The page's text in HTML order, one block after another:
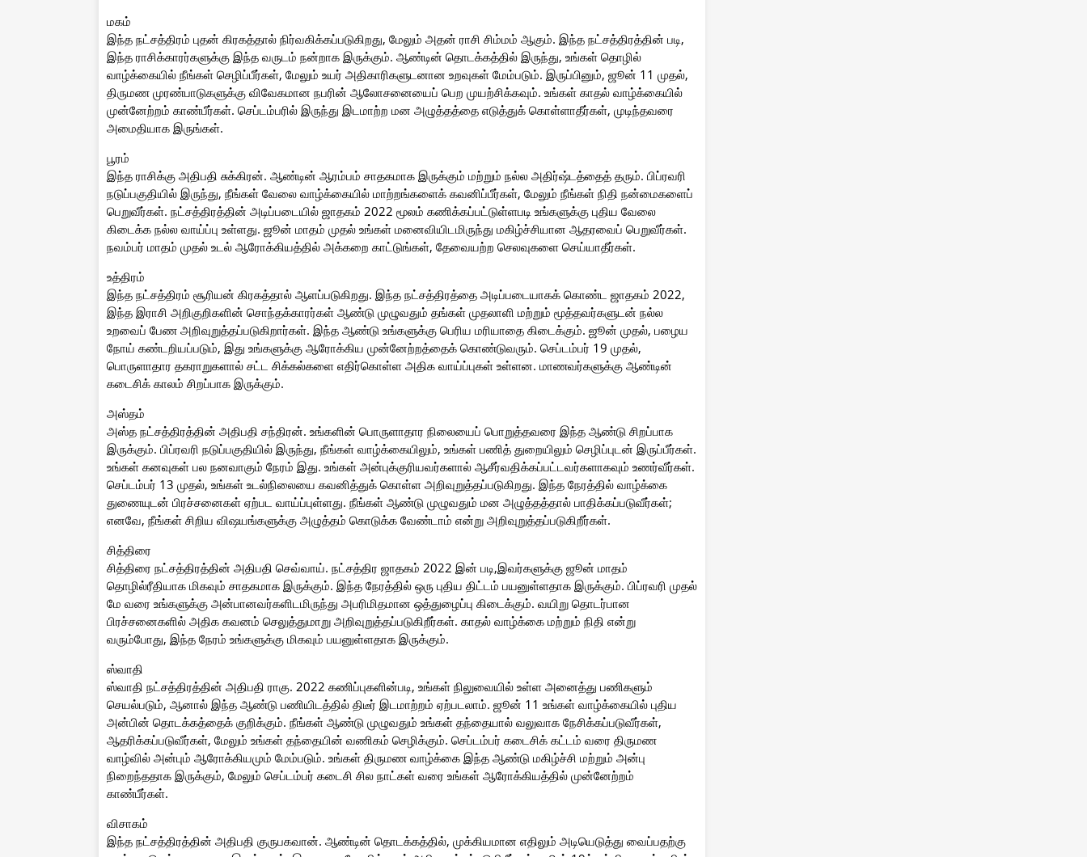
மகம்
இந்த நட்சத்திரம் புதன் கிரகத்தால் நிர்வகிக்கப்படுகிறது, மேலும் அதன் ராசி சிம்மம் ஆகும். இந்த நட்சத்திரத்தின் படி,
இந்த ராசிக்காரர்களுக்கு இந்த வருடம் நன்றாக இருக்கும். ஆண்டின் தொடக்கத்தில் இருந்து, உங்கள் தொழில்
வாழ்க்கையில் நீங்கள் செழிப்பீர்கள், மேலும் உயர் அதிகாரிகளுடனான உறவுகள் மேம்படும். இருப்பினும், ஜூன் 11 முதல்,
திருமண முரண்பாடுகளுக்கு விவேகமான நபரின் ஆலோசனையைப் பெற முயற்சிக்கவும். உங்கள் காதல் வாழ்க்கையில்
முன்னேற்றம் காண்பீர்கள். செப்டம்பரில் இருந்து இடமாற்ற மன அழுத்தத்தை எடுத்துக் கொள்ளாதீர்கள், முடிந்தவரை
அமைதியாக இருங்கள்.
பூரம்
இந்த ராசிக்கு அதிபதி சுக்கிரன். ஆண்டின் ஆரம்பம் சாதகமாக இருக்கும் மற்றும் நல்ல அதிர்ஷ்டத்தைத் தரும். பிப்ரவரி
நடுப்பகுதியில் இருந்து, நீங்கள் வேலை வாழ்க்கையில் மாற்றங்களைக் கவனிப்பீர்கள், மேலும் நீங்கள் நிதி நன்மைகளைப்
பெறுவீர்கள். நட்சத்திரத்தின் அடிப்படையில் ஜாதகம் 2022 மூலம் கணிக்கப்பட்டுள்ளபடி உங்களுக்கு புதிய வேலை
கிடைக்க நல்ல வாய்ப்பு உள்ளது. ஜூன் மாதம் முதல் உங்கள் மனைவியிடமிருந்து மகிழ்ச்சியான ஆதரவைப் பெறுவீர்கள்.
நவம்பர் மாதம் முதல் உடல் ஆரோக்கியத்தில் அக்கறை காட்டுங்கள், தேவையற்ற செலவுகளை செய்யாதீர்கள்.
உத்திரம்
இந்த நட்சத்திரம் சூரியன் கிரகத்தால் ஆளப்படுகிறது. இந்த நட்சத்திரத்தை அடிப்படையாகக் கொண்ட ஜாதகம் 2022,
இந்த இராசி அறிகுறிகளின் சொந்தக்காரர்கள் ஆண்டு முழுவதும் தங்கள் முதலாளி மற்றும் மூத்தவர்களுடன் நல்ல
உறவைப் பேண அறிவுறுத்தப்படுகிறார்கள். இந்த ஆண்டு உங்களுக்கு பெரிய மரியாதை கிடைக்கும். ஜூன் முதல், பழைய
நோய் கண்டறியப்படும், இது உங்களுக்கு ஆரோக்கிய முன்னேற்றத்தைக் கொண்டுவரும். செப்டம்பர் 19 முதல்,
பொருளாதார தகராறுகளால் சட்ட சிக்கல்களை எதிர்கொள்ள அதிக வாய்ப்புகள் உள்ளன. மாணவர்களுக்கு ஆண்டின்
கடைசிக் காலம் சிறப்பாக இருக்கும்.
அஸ்தம்
அஸ்த நட்சத்திரத்தின் அதிபதி சந்திரன். உங்களின் பொருளாதார நிலையைப் பொறுத்தவரை இந்த ஆண்டு சிறப்பாக
இருக்கும். பிப்ரவரி நடுப்பகுதியில் இருந்து, நீங்கள் வாழ்க்கையிலும், உங்கள் பணித் துறையிலும் செழிப்புடன் இருப்பீர்கள்.
உங்கள் கனவுகள் பல நனவாகும் நேரம் இது. உங்கள் அன்புக்குரியவர்களால் ஆசீர்வதிக்கப்பட்டவர்களாகவும் உணர்வீர்கள்.
செப்டம்பர் 13 முதல், உங்கள் உடல்நிலையை கவனித்துக் கொள்ள அறிவுறுத்தப்படுகிறது. இந்த நேரத்தில் வாழ்க்கை
துணையுடன் பிரச்சனைகள் ஏற்பட வாய்ப்புள்ளது. நீங்கள் ஆண்டு முழுவதும் மன அழுத்தத்தால் பாதிக்கப்படுவீர்கள்;
எனவே, நீங்கள் சிறிய விஷயங்களுக்கு அழுத்தம் கொடுக்க வேண்டாம் என்று அறிவுறுத்தப்படுகிறீர்கள்.
சித்திரை
சித்திரை நட்சத்திரத்தின் அதிபதி செவ்வாய். நட்சத்திர ஜாதகம் 2022 இன் படி,இவர்களுக்கு ஜூன் மாதம்
தொழில்ரீதியாக மிகவும் சாதகமாக இருக்கும். இந்த நேரத்தில் ஒரு புதிய திட்டம் பயனுள்ளதாக இருக்கும். பிப்ரவரி முதல்
மே வரை உங்களுக்கு அன்பானவர்களிடமிருந்து அபரிமிதமான ஒத்துழைப்பு கிடைக்கும். வயிறு தொடர்பான
பிரச்சனைகளில் அதிக கவனம் செலுத்துமாறு அறிவுறுத்தப்படுகிறீர்கள். காதல் வாழ்க்கை மற்றும் நிதி என்று
வரும்போது, இந்த நேரம் உங்களுக்கு மிகவும் பயனுள்ளதாக இருக்கும்.
ஸ்வாதி
ஸ்வாதி நட்சத்திரத்தின் அதிபதி ராகு. 2022 கணிப்புகளின்படி, உங்கள் நிலுவையில் உள்ள அனைத்து பணிகளும்
செயல்படும், ஆனால் இந்த ஆண்டு பணியிடத்தில் திடீர் இடமாற்றம் ஏற்படலாம். ஜூன் 11 உங்கள் வாழ்க்கையில் புதிய
அன்பின் தொடக்கத்தைக் குறிக்கும். நீங்கள் ஆண்டு முழுவதும் உங்கள் தந்தையால் வலுவாக நேசிக்கப்படுவீர்கள்,
ஆதரிக்கப்படுவீர்கள், மேலும் உங்கள் தந்தையின் வணிகம் செழிக்கும். செப்டம்பர் கடைசிக் கட்டம் வரை திருமண
வாழ்வில் அன்பும் ஆரோக்கியமும் மேம்படும். உங்கள் திருமண வாழ்க்கை இந்த ஆண்டு மகிழ்ச்சி மற்றும் அன்பு
நிறைந்ததாக இருக்கும், மேலும் செப்டம்பர் கடைசி சில நாட்கள் வரை உங்கள் ஆரோக்கியத்தில் முன்னேற்றம்
காண்பீர்கள்.
விசாகம்
இந்த நட்சத்திரத்தின் அதிபதி குருபகவான். ஆண்டின் தொடக்கத்தில், முக்கியமான எதிலும் அடியெடுத்து வைப்பதற்கு